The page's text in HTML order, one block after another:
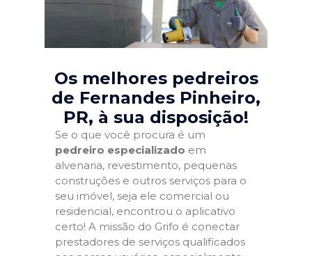
Os melhores pedreiros
de Fernandes Pinheiro,
PR, à sua disposição!
Se o que você procura é um
pedreiro especializado em
alvenaria, revestimento, pequenas
construções e outros serviços para o
seu imóvel, seja ele comercial ou
residencial, encontrou o aplicativo
certo! A missão do Grifo é conectar
prestadores de serviços qualificados